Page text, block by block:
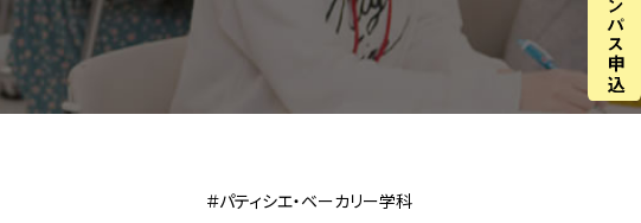
＃パティシエ・ベーカリー学科